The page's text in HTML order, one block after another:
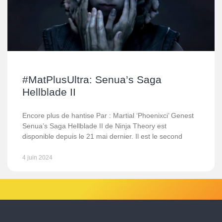
#MatPlusUltra: Senua’s Saga
Hellblade II
Encore plus de hantise Par : Martial ‘Phoenixci’ Genest
Senua’s Saga Hellblade II de Ninja Theory est
disponible depuis le 21 mai dernier. Il est le second
4 juin 2024